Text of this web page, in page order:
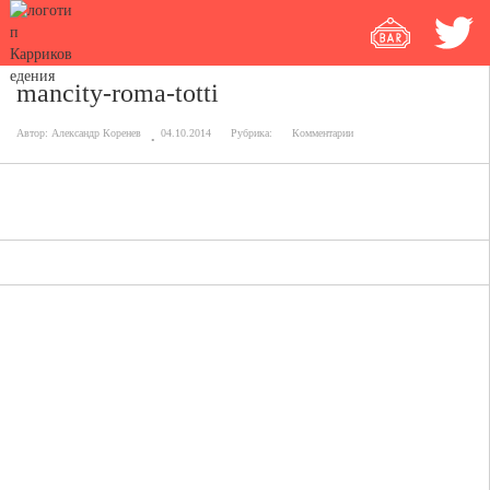
mancity-roma-totti
Автор: Александр Коренев 04.10.2014 Рубрика: Комментарии